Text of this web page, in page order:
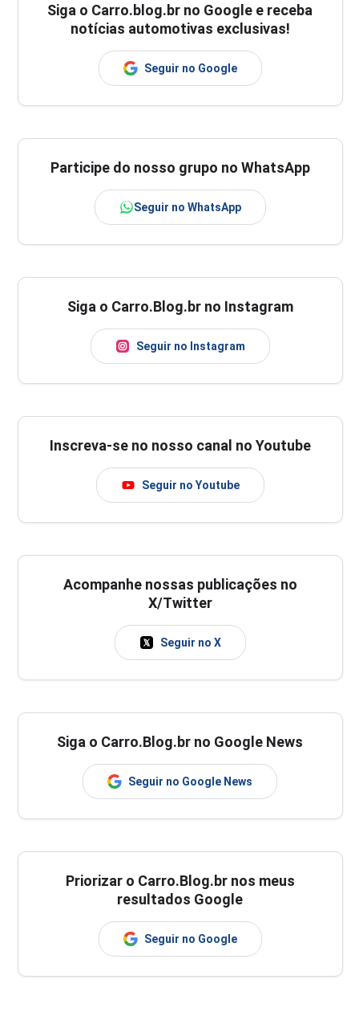
Siga o Carro.blog.br no Google e receba
notícias automotivas exclusivas!
Seguir no Google
Participe do nosso grupo no WhatsApp
Seguir no WhatsApp
Siga o Carro.Blog.br no Instagram
Seguir no Instagram
Inscreva-se no nosso canal no Youtube
Seguir no Youtube
Acompanhe nossas publicações no
X/Twitter
Seguir no X
Siga o Carro.Blog.br no Google News
Seguir no Google News
Priorizar o Carro.Blog.br nos meus
resultados Google
Seguir no Google